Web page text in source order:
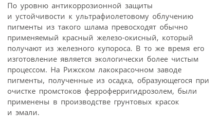
По уровню антикоррозионной защиты
и устойчивости к ультрафиолетовому облучению
пигменты из такого шлама превосходят обычно
применяемый красный железо-окисный, который
получают из железного купороса. В то же время его
изготовление является экологически более чистым
процессом. На Рижском лакокрасочном заводе
пигменты, полученные из осадка, образующегося при
очистке промстоков ферроферригидрозолем, были
применены в производстве грунтовых красок
и эмали.